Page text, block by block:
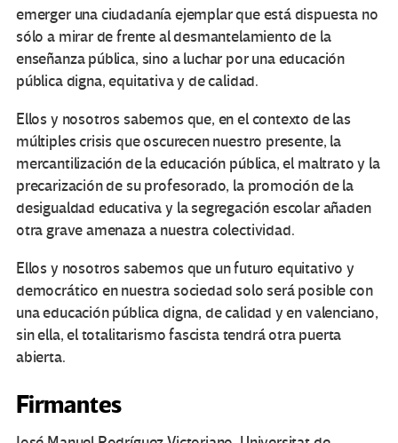
emerger una ciudadanía ejemplar que está dispuesta no
sólo a mirar de frente al desmantelamiento de la
enseñanza pública, sino a luchar por una educación
pública digna, equitativa y de calidad.
Ellos y nosotros sabemos que, en el contexto de las
múltiples crisis que oscurecen nuestro presente, la
mercantilización de la educación pública, el maltrato y la
precarización de su profesorado, la promoción de la
desigualdad educativa y la segregación escolar añaden
otra grave amenaza a nuestra colectividad.
Ellos y nosotros sabemos que un futuro equitativo y
democrático en nuestra sociedad solo será posible con
una educación pública digna, de calidad y en valenciano,
sin ella, el totalitarismo fascista tendrá otra puerta
abierta.
Firmantes